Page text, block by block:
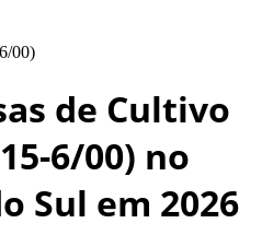
00)
de Cultivo
6/00) no
Sul em 2026